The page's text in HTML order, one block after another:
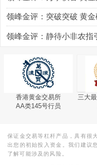
领峰金评：突破突破 黄
香港黄金交易所
AA类145号行员
三大
保证金交易等杠杆产品，具有很
出您的初始投入资金。我们建议
了解可能涉及的风险。